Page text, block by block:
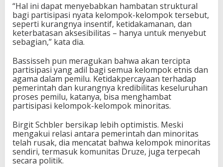
“Hal ini dapat menyebabkan hambatan struktural
bagi partisipasi nyata kelompok-kelompok tersebut,
seperti kurangnya insentif, ketidakamanan, dan
keterbatasan aksesibilitas – hanya untuk menyebut
sebagian,” kata dia.
Bassisseh pun meragukan bahwa akan tercipta
partisipasi yang adil bagi semua kelompok etnis dan
agama dalam pemilu. Ketidakpercayaan terhadap
pemerintah dan kurangnya kredibilitas keseluruhan
proses pemilu, katanya, bisa menghambat
partisipasi kelompok-kelompok minoritas.
Birgit Schbler bersikap lebih optimistis. Meski
mengakui relasi antara pemerintah dan minoritas
telah rusak, dia mencatat bahwa kelompok minoritas
sendiri, termasuk komunitas Druze, juga terpecah
secara politik.